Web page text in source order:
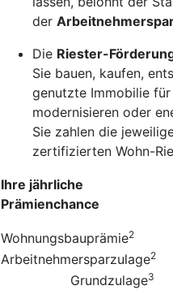
der
Die Riester-
Sie bauen, kaufen,
genutzte Immobilie
modernisieren oder
Sie zahlen die
zertifizierten Wohn-
Ihre jährliche
Prämienchance
Wohnungsbauprämie2
Arbeitnehmersparzulage2
Grundzulage3